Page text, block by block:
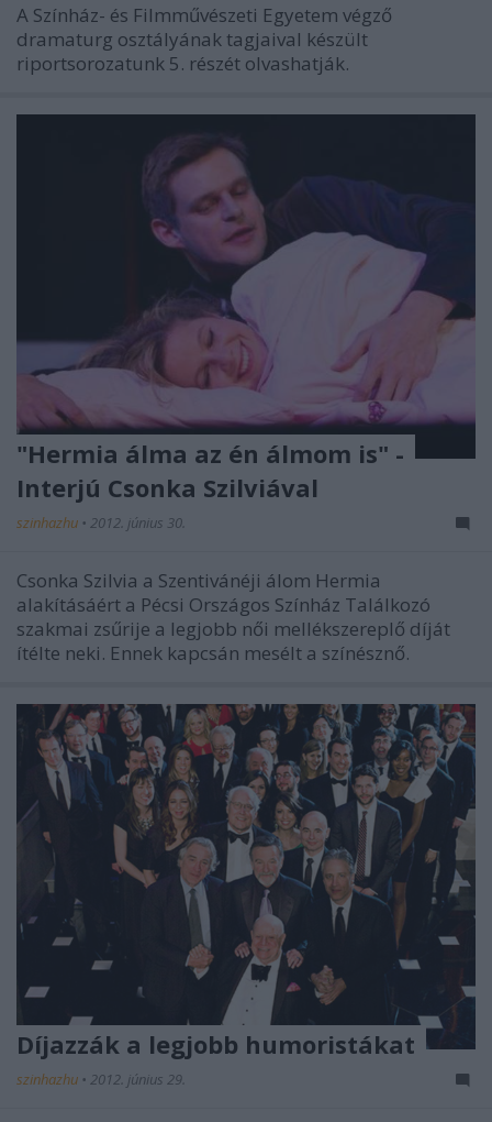
A Színház- és Filmművészeti Egyetem végző
dramaturg osztályának tagjaival készült
riportsorozatunk 5. részét olvashatják.
"Hermia álma az én álmom is" -
Interjú Csonka Szilviával
szinhazhu • 2012. június 30.
Csonka Szilvia a Szentivánéji álom Hermia
alakításáért a Pécsi Országos Színház Találkozó
szakmai zsűrije a legjobb női mellékszereplő díját
ítélte neki. Ennek kapcsán mesélt a színésznő.
Díjazzák a legjobb humoristákat
szinhazhu • 2012. június 29.